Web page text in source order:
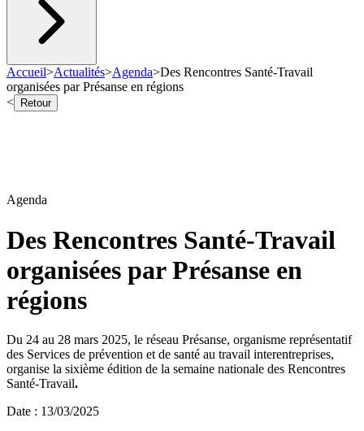
Accueil>Actualités>Agenda>Des Rencontres Santé-Travail
organisées par Présanse en régions
<
Retour
Agenda
Des Rencontres Santé-Travail
organisées par Présanse en
régions
Du 24 au 28 mars 2025, le réseau Présanse, organisme représentatif
des Services de prévention et de santé au travail interentreprises,
organise la sixième édition de la semaine nationale des Rencontres
Santé-Travail.
Date : 13/03/2025